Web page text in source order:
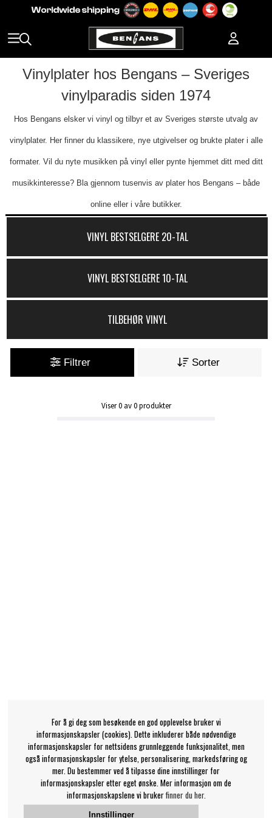
Vinylplater hos Bengans – Sveriges
vinylparadis siden 1974
Hos Bengans elsker vi vinyl og tilbyr et av Sveriges største utvalg av
vinylplater. Her finner du klassikere, nye utgivelser og brukte plater i alle
formater. Vil du nyte musikken på vinyl eller pynte hjemmet ditt med ditt
musikkinteresse? Bla gjennom tusenvis av plater hos Bengans – både
online eller i våre butikker.
VINYL BESTSELGERE 20-TAL
VINYL BESTSELGERE 10-TAL
TILBEHØR VINYL
Filtrer Sorter
Viser0av0produkter
For å gi deg som besøkende en god opplevelse bruker vi
informasjonskapsler (cookies). Dette inkluderer både nødvendige
informasjonskapsler for nettsidens grunnleggende funksjonalitet, men
også informasjonskapsler for ytelse, personalisering, markedsføring og
mer. Du bestemmer ved å tilpasse dine innstillinger for
informasjonskapsler etter eget ønske. Mer informasjon om de
informasjonskapslene vi brukerfinner du her.
Innstillinger